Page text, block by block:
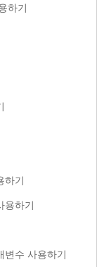
하기
하기
용하기
변수 사용하기